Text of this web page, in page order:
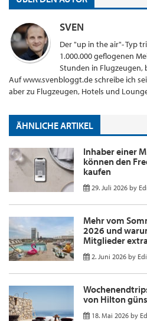
SVEN
Der "up in the air"- Typ
1.000.000 geflogenen
Stunden in
Auf www.svenbloggt.de schreibe ich
aber zu Flugzeugen, Hotels und
ÄHNLICHE ARTIKEL
Inhaber einer
können den
kaufen
29. Juli 2026 by
Mehr vom
2026 und
Mitglieder
2. Juni 2026 by
von Hilton
18. Mai 2026 by